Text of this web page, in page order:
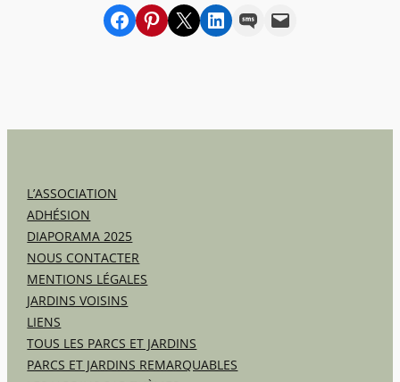
Partager sur Facebook
sur Pinterest
sur X sur LinkedIn
par SMSpar e-mail
L’ASSOCIATION
ADHÉSION
DIAPORAMA 2025
NOUS CONTACTER
MENTIONS LÉGALES
JARDINS VOISINS
LIENS
TOUS LES PARCS ET JARDINS
PARCS ET JARDINS REMARQUABLES